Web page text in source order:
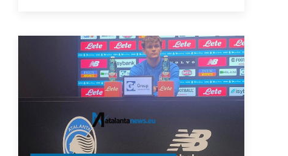
il
Milan,
su
Samardzic,
offre